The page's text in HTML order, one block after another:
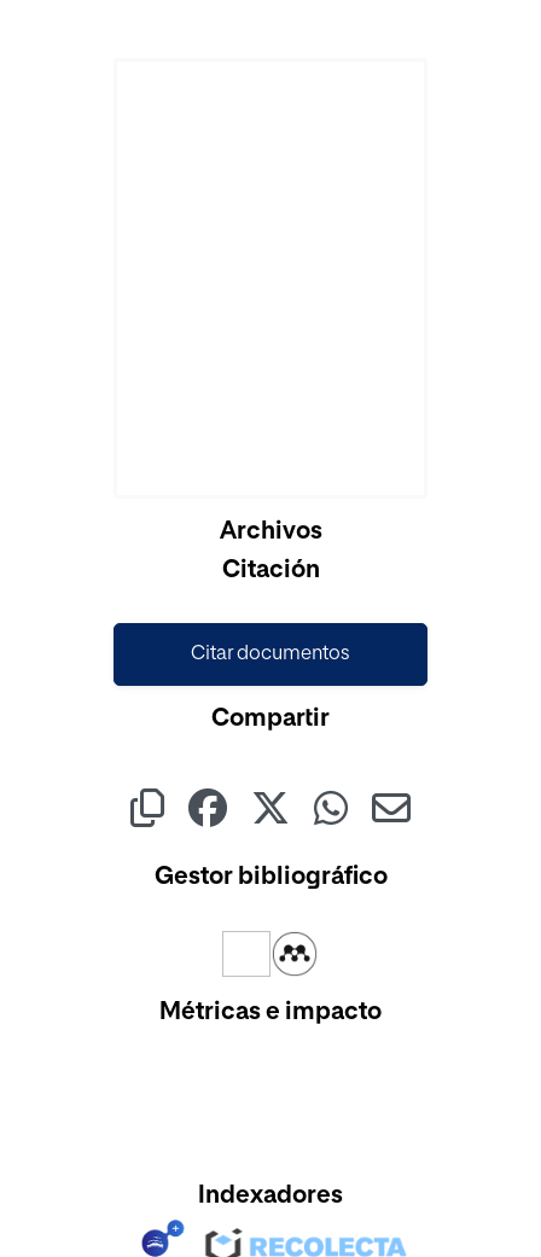
Archivos
Citación
Citar documentos
Compartir
Gestor bibliográfico
Métricas e impacto
Indexadores